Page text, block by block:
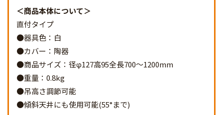
商品本体について
直付タイプ
●器具色：白
●カバー：陶器
●商品サイズ：径φ127高95全長700～1200mm
●重量：0.8kg
●吊高さ調節可能
●傾斜天井にも使用可能(55°まで)